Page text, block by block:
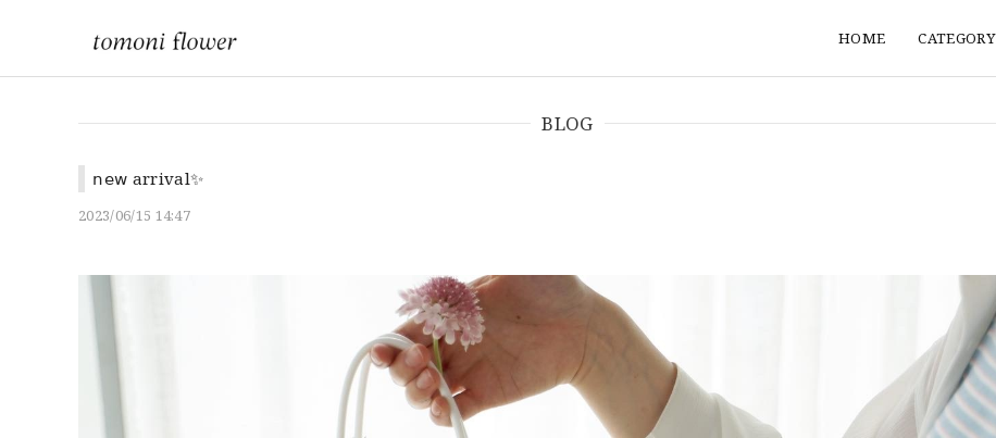
HOME CATEGORY
BLOG
𝗇𝖾𝗐 arrival✨
2023/06/15 14:47